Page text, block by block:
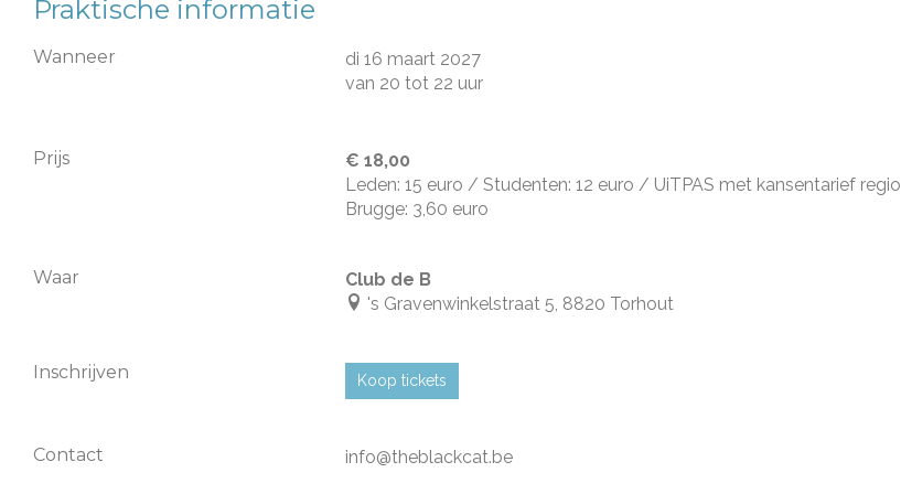
Praktische informatie
Wanneer
di 16 maart 2027
van 20 tot22 uur
Prijs
€ 18,00
Leden: 15 euro / Studenten: 12 euro / UiTPAS met kansentarief regio
Brugge: 3,60 euro
Waar
Club de B
's Gravenwinkelstraat 5, 8820 Torhout
Inschrijven Koop tickets
Contact info@theblackcat.be